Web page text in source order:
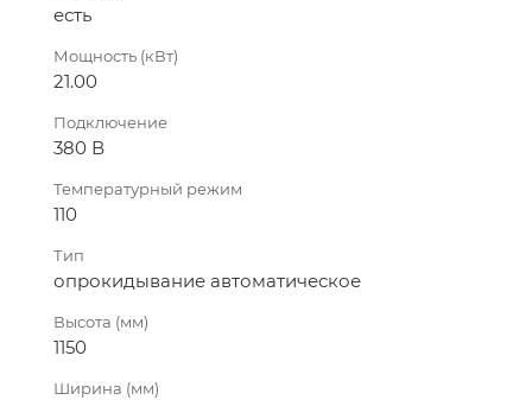
есть
Мощность (кВт)
21.00
Подключение
380 В
Температурный режим
110
Тип
опрокидывание автоматическое
Высота (мм)
1150
Ширина (мм)